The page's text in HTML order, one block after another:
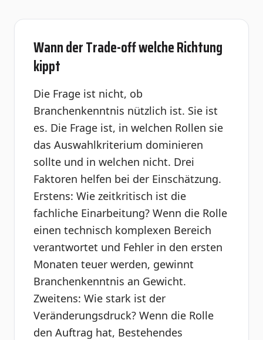
Wann der Trade-off welche Richtung
kippt
Die Frage ist nicht, ob
Branchenkenntnis nützlich ist. Sie ist
es. Die Frage ist, in welchen Rollen sie
das Auswahlkriterium dominieren
sollte und in welchen nicht. Drei
Faktoren helfen bei der Einschätzung.
Erstens: Wie zeitkritisch ist die
fachliche Einarbeitung? Wenn die Rolle
einen technisch komplexen Bereich
verantwortet und Fehler in den ersten
Monaten teuer werden, gewinnt
Branchenkenntnis an Gewicht.
Zweitens: Wie stark ist der
Veränderungsdruck? Wenn die Rolle
den Auftrag hat, Bestehendes